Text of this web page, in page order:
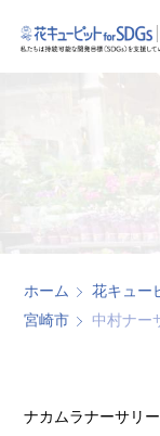
ホーム 花キュー
宮崎市
中村ナー
ナカムラナーサリー